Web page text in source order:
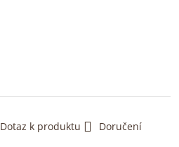
Dotaz k produktu Doručení